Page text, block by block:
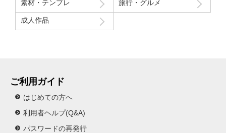
素材・テンプレ 旅行・グルメ
成人作品
ご利用ガイド
はじめての方へ
利用者ヘルプ(Q&A)
パスワードの再発行